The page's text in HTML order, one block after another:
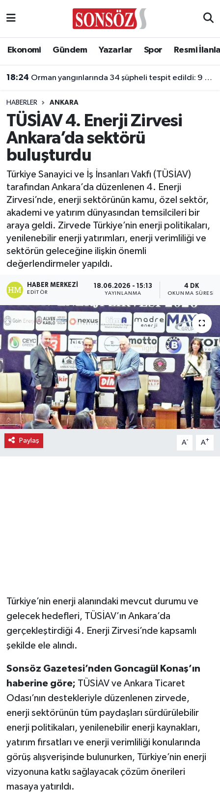
Ekonomi Gündem Yazarlar Spor Resmi
18:24 Orman yangınlarında 34 şüpheli tespit edildi: 9 kişi tutuklandı
HABERLER ANKARA
TÜSİAV 4. Enerji Zirvesi
Ankara’da sektörü
buluşturdu
Türkiye Sanayici ve İş İnsanları Vakfı (TÜSİAV)
tarafından Ankara’da düzenlenen 4. Enerji
Zirvesi’nde, enerji sektörünün kamu, özel sektör,
akademi ve yatırım dünyasından temsilcileri bir
araya geldi. Zirvede Türkiye’nin enerji politikaları,
yenilenebilir enerji yatırımları, enerji verimliliği ve
sektörün geleceğine ilişkin önemli
değerlendirmeler yapıldı.
HABER MERKEZI
EDITÖR
18.06.2026 - 15:13
YAYINLANMA
4 DK
OKUNMA SÜRESI
Paylaş A- A+
Türkiye’nin enerji alanındaki mevcut durumu ve
gelecek hedefleri, TÜSİAV’ın Ankara’da
gerçekleştirdiği 4. Enerji Zirvesi’nde kapsamlı
şekilde ele alındı.
Sonsöz Gazetesi’nden Goncagül Konaş’ın
haberine göre; TÜSİAV ve Ankara Ticaret
Odası’nın destekleriyle düzenlenen zirvede,
enerji sektörünün tüm paydaşları sürdürülebilir
enerji politikaları, yenilenebilir enerji kaynakları,
yatırım fırsatları ve enerji verimliliği konularında
görüş alışverişinde bulunurken, Türkiye’nin enerji
vizyonuna katkı sağlayacak çözüm önerileri
masaya yatırıldı.
Asayiş
Biyografi
Çevre
Diğer
Dünya
Eğitim
Ekonomi
Eleman
Emlak
Gündem
Gurme
Haber
İlçe Haberleri
Keşfet
Kültür & Sanat
Sonsöz Özel
Vasıta
Yaşam
Ankara Nöbetçi Eczaneler
Ankara Trafik Yoğunluk Haritası
Süper Lig Puan Durumu ve Fikstür
Tüm Manşetler
Son Dakika Haberleri
Haber Arşivi